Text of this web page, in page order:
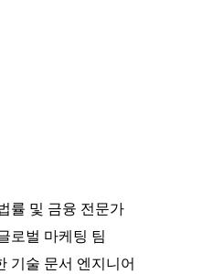
률 및 금융 전문가
로벌 마케팅 팀
기술 문서 엔지니어